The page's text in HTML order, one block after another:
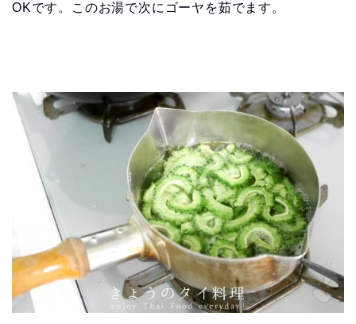
OKです。このお湯で次にゴーヤを茹でます。